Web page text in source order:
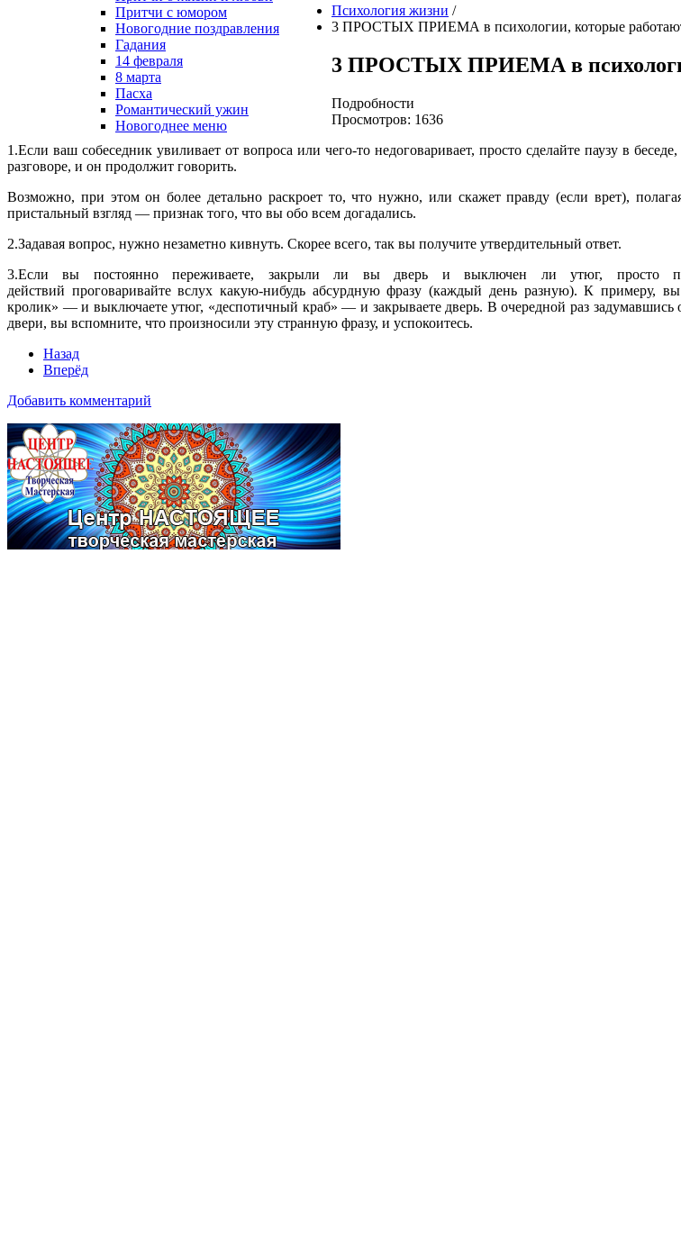
Притчи с юмором
Новогодние поздравления
Гадания
14 февраля
8 марта
Пасха
Романтический ужин
Новогоднее меню
Психология жизни /
3 ПРОСТЫХ ПРИЕМА в психологии, которые
3 ПРОСТЫХ ПРИЕМА в
Подробности
Просмотров: 1636
1.Если ваш собеседник увиливает от вопроса или чего-то недоговаривает, просто сделайте паузу в
разговоре, и он продолжит говорить.
Возможно, при этом он более детально раскроет то, что нужно, или скажет правду (если врет),
пристальный взгляд — признак того, что вы обо всем догадались.
2.Задавая вопрос, нужно незаметно кивнуть. Скорее всего, так вы получите утвердительный ответ.
3.Если вы постоянно переживаете, закрыли ли вы дверь и выключен ли утюг, просто
действий проговаривайте вслух какую-нибудь абсурдную фразу (каждый день разную). К примеру,
кролик» — и выключаете утюг, «деспотичный краб» — и закрываете дверь. В очередной раз задумавшись
двери, вы вспомните, что произносили эту странную фразу, и успокоитесь.
Назад
Вперёд
Добавить комментарий